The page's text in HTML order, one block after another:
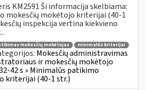
KM2591 Ši informacija skelbiama:
mokesčių mokėtojo kriterijai (40-1
inspekcija vertina kiekvieno
mokesčių mokėtojas minimalūs kriterijai
Mokesčių administravimas
ir mokesčių mokėtojo
42 s » Minimalūs patikimo
kriterijai (40-1 str.)